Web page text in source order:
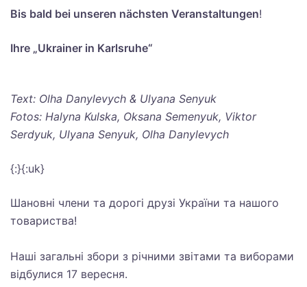
Bis bald bei unseren nächsten Veranstaltungen!
Ihre „Ukrainer in Karlsruhe“
Text: Olha Danylevych & Ulyana Senyuk
Fotos: Halyna Kulska, Oksana Semenyuk, Viktor
Serdyuk, Ulyana Senyuk, Olha Danylevych
{:}{:uk}
Шановні члени та дорогі друзі України та нашого
товариства!
Наші загальні збори з річними звітами та виборами
відбулися 17 вересня.